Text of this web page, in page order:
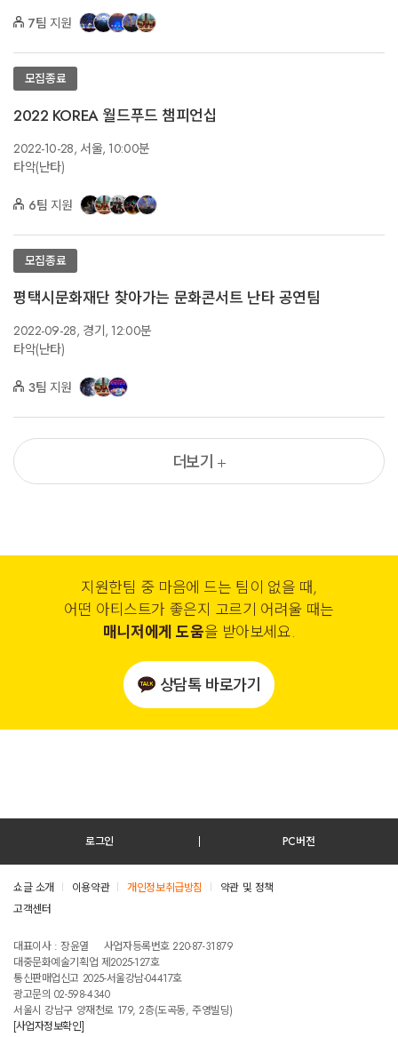
7팀 지원
모집종료
2022 KOREA 월드푸드 챔피언십
2022-10-28, 서울, 10:00분
타악(난타)
6팀 지원
모집종료
평택시문화재단 찾아가는 문화콘서트 난타 공연팀
2022-09-28, 경기, 12:00분
타악(난타)
3팀 지원
더보기
지원한팀 중 마음에 드는 팀이 없을 때,
어떤 아티스트가 좋은지 고르기 어려울 때는
매니저에게 도움을 받아보세요.
상담톡 바로가기
로그인 PC버전
쇼글 소개 이용약관 개인정보취급방침
약관 및 정책
고객센터
대표이사 : 장윤열
사업자등록번호 220-87-31879
대중문화예술기획업 제2025-127호
통신판매업신고 2025-서울강남-04417호
광고문의 02-598-4340
서울시 강남구 양재천로 179, 2층(도곡동, 주영빌딩)
[사업자정보확인]